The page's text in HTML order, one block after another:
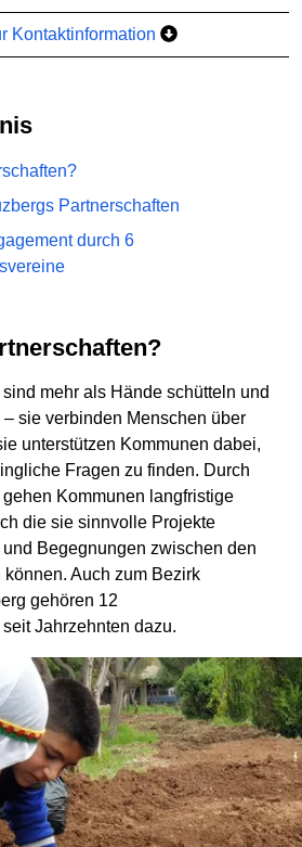
Kontaktinformation
Partnerschaften
durch 6
mehr als Hände schütteln und
sie verbinden Menschen über
unterstützen Kommunen dabei,
Fragen zu finden. Durch
Kommunen langfristige
die sie sinnvolle Projekte
Begegnungen zwischen den
Auch zum Bezirk
gehören 12
Jahrzehnten dazu.